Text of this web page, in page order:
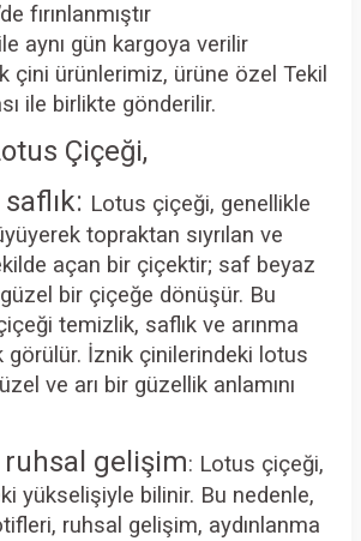
fırınlanmıştır
aynı gün kargoya verilir
çini ürünlerimiz, ürüne özel Tekil
ile birlikte gönderilir.
Çiçeği,
Lotus çiçeği, genellikle
topraktan sıyrılan ve
açan bir çiçektir; saf beyaz
bir çiçeğe dönüşür. Bu
temizlik, saflık ve arınma
görülür. İznik çinilerindeki lotus
ve arı bir güzellik anlamını
gelişim: Lotus çiçeği,
yükselişiyle bilinir. Bu nedenle,
ruhsal gelişim, aydınlanma